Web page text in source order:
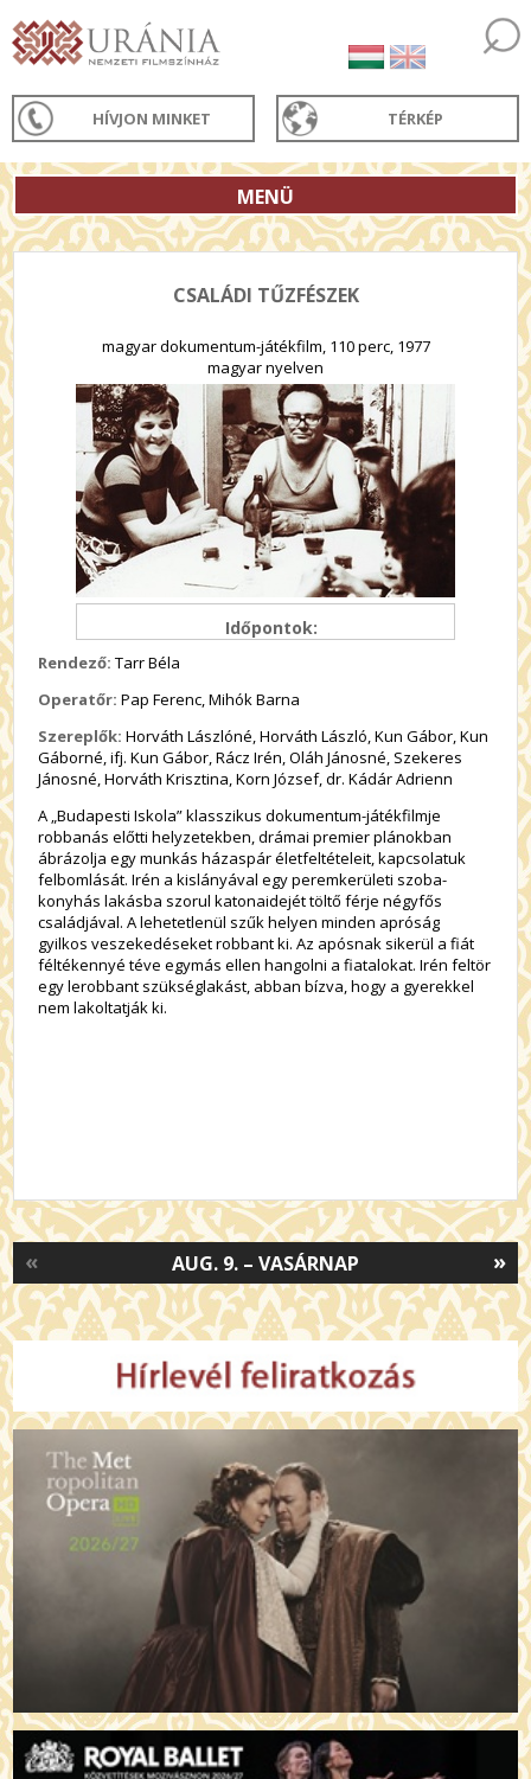
HÍVJON MINKET TÉRKÉP
MENÜ
CSALÁDI TŰZFÉSZEK
magyar dokumentum-játékfilm, 110 perc, 1977
magyar nyelven
Időpontok:
Rendező: Tarr Béla
Operatőr: Pap Ferenc, Mihók Barna
Szereplők: Horváth Lászlóné, Horváth László, Kun Gábor, Kun
Gáborné, ifj. Kun Gábor, Rácz Irén, Oláh Jánosné, Szekeres
Jánosné, Horváth Krisztina, Korn József, dr. Kádár Adrienn
A „Budapesti Iskola” klasszikus dokumentum-játékfilmje
robbanás előtti helyzetekben, drámai premier plánokban
ábrázolja egy munkás házaspár életfeltételeit, kapcsolatuk
felbomlását. Irén a kislányával egy peremkerületi szoba-
konyhás lakásba szorul katonaidejét töltő férje négyfős
családjával. A lehetetlenül szűk helyen minden apróság
gyilkos veszekedéseket robbant ki. Az apósnak sikerül a fiát
féltékennyé téve egymás ellen hangolni a fiatalokat. Irén feltör
egy lerobbant szükséglakást, abban bízva, hogy a gyerekkel
nem lakoltatják ki.
»
AUG. 9. – VASÁRNAP
«